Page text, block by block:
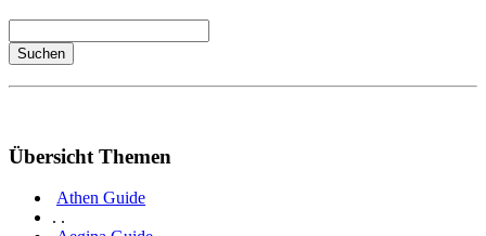
Übersicht Themen
Athen Guide
. .